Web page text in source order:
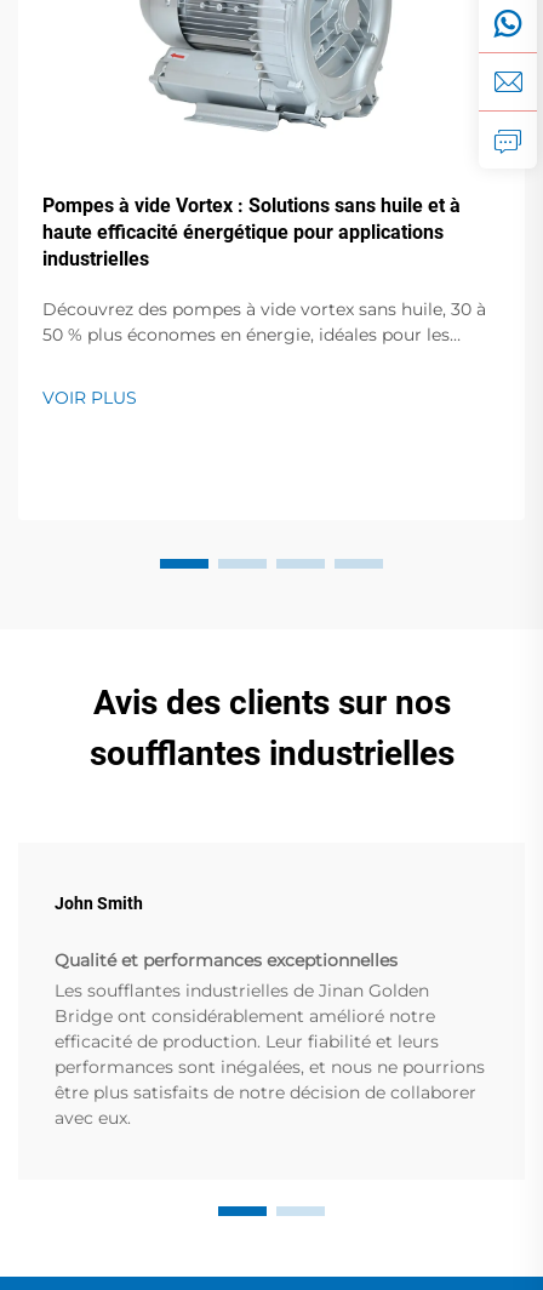
Pompes à vide Vortex : Solutions sans huile et à
haute efficacité énergétique pour applications
industrielles
Découvrez des pompes à vide vortex sans huile, 30 à
50 % plus économes en énergie, idéales pour les
assistance mondiale. Demandez un devis dès
VOIR PLUS
Avis des clients sur nos
soufflantes industrielles
John Smith
Qualité et performances exceptionnelles
Les soufflantes industrielles de Jinan Golden
Bridge ont considérablement amélioré notre
efficacité de production. Leur fiabilité et leurs
performances sont inégalées, et nous ne pourrions
être plus satisfaits de notre décision de collaborer
avec eux.